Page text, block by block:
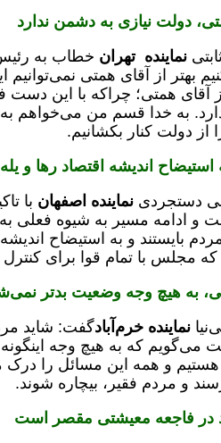
دولت نیازی به دشمن ندارد
نماینده تهران خطاب به
بهتر از آقای همتی
آقای همتی؛ چراکه با این
به خدا قسم من می‌خواهم
از دولت کنار بکشانیم.
استیضاح اندیشه اقتصاد رها و
دستجردینماینده اصفهان با
و ادامه مسیر به شیوه فعلی
بایستند و به استیضاح
که مجلس با تمام قوا برای
به هیچ وجه وضعیت بدتر
نماینده خرم‌آبادگفت: شاید
می‌گویم که به هیچ وجه
و همه این مسائل را درک
و مردم فقیر، بیچاره شوند.
در فاجعه معیشتی مقصر است